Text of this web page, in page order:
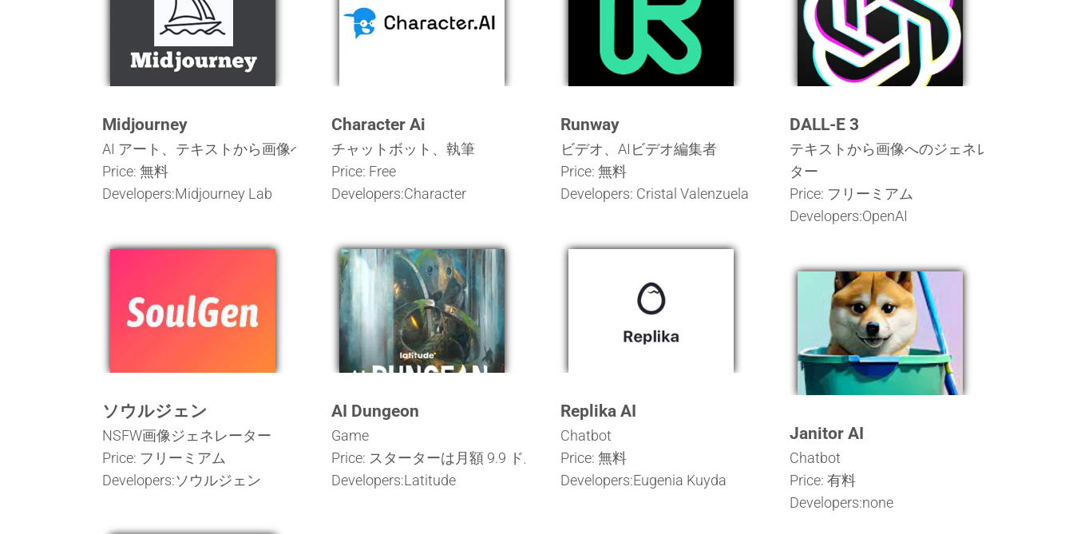
Midjourney
AI アート、テキストから画像へ
Price: 無料
Developers:Midjourney Lab
Character Ai
チャットボット、執筆
Price: Free
Developers:Character
Runway
ビデオ、AIビデオ編集者
Price: 無料
Developers: Cristal Valenzuela
DALL-E 3
テキストから画像へのジェネレー
ター
Price: フリーミアム
Developers:OpenAI
ソウルジェン
NSFW画像ジェネレーター
Price: フリーミアム
Developers:ソウルジェン
AI Dungeon
Game
Price: スターターは月額 9.9 ドル
Developers:Latitude
Replika AI
Chatbot
Price: 無料
Developers:Eugenia Kuyda
Janitor AI
Chatbot
Price: 有料
Developers:none